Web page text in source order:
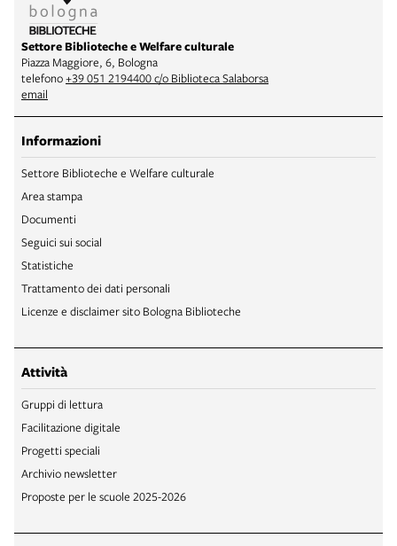
Settore Biblioteche e Welfare culturale
Piazza Maggiore, 6, Bologna
telefono+39 051 2194400 c/o Biblioteca Salaborsa
email
Informazioni
Settore Biblioteche e Welfare culturale
Area stampa
Documenti
Seguici sui social
Statistiche
Trattamento dei dati personali
Licenze e disclaimer sito Bologna Biblioteche
Attività
Gruppi di lettura
Facilitazione digitale
Progetti speciali
Archivio newsletter
Proposte per le scuole 2025-2026